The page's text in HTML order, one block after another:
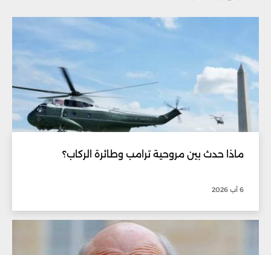
ماذا حدث بين مروحية ترامب وطائرة الركاب؟
6 آب 2026